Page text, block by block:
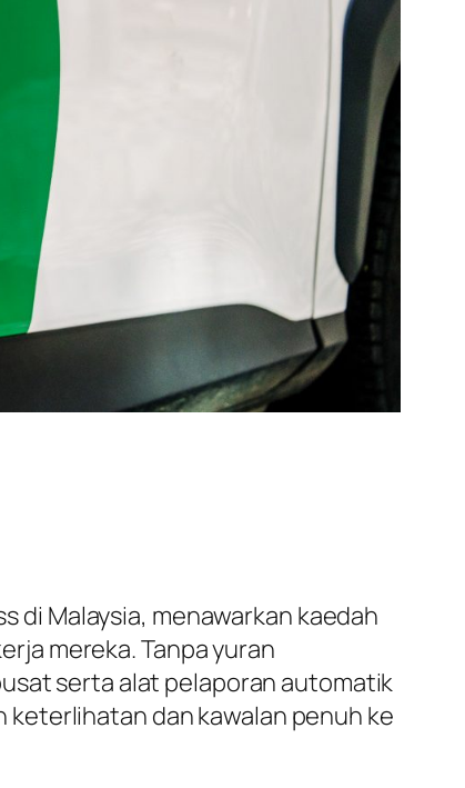
di Malaysia, menawarkan kaedah
mereka. Tanpa yuran
serta alat pelaporan automatik
dan kawalan penuh ke